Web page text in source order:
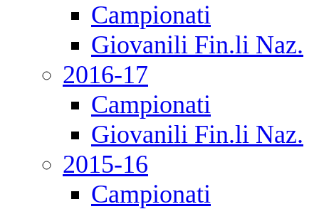
Campionati
Giovanili Fin.li Naz.
2016-17
Campionati
Giovanili Fin.li Naz.
2015-16
Campionati